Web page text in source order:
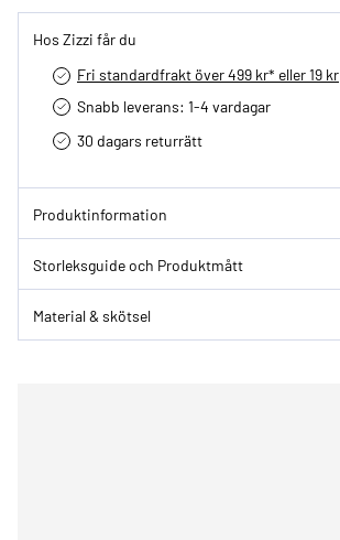
Hos Zizzi får du
Fri standardfrakt över 499 kr* eller 19 kr
Snabb leverans: 1-4 vardagar
30 dagars returrätt­
Produktinformation
Storleksguide och Produktmått
Material & skötsel